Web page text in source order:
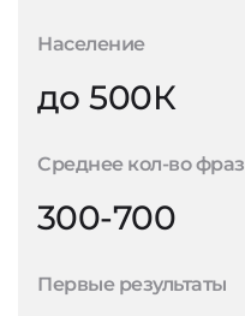
Население
до 500К
Среднее кол-во фраз
300-700
Первые результаты